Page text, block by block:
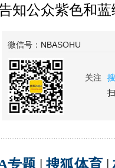
知公众紫色和
微信号： NBASOHU
关注